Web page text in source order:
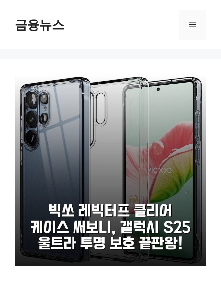
금융뉴스 메